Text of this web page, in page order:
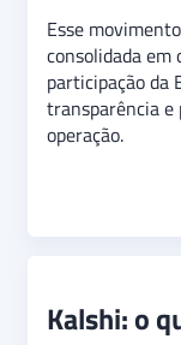
Esse
consolidada em
participação da
transparência e
operação.
Kalshi: o